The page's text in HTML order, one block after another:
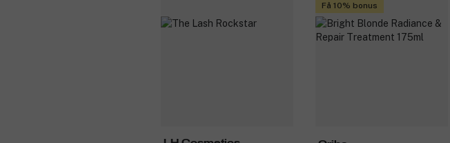
Få 10% bonus